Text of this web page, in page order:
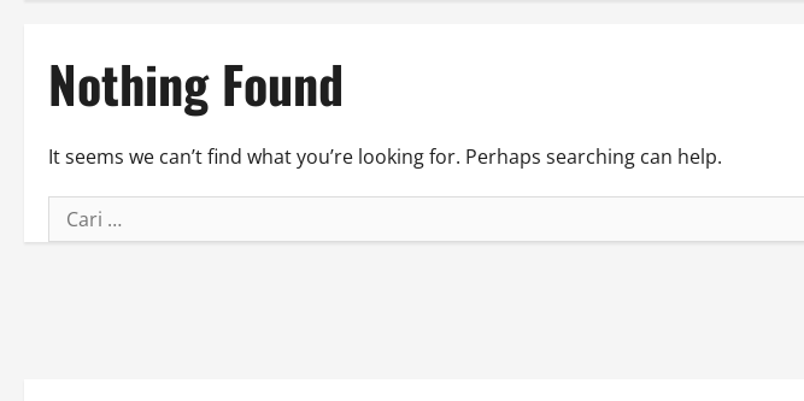
Nothing Found
It seems we can’t find what you’re looking for. Perhaps searching can help.
Cari
untuk: